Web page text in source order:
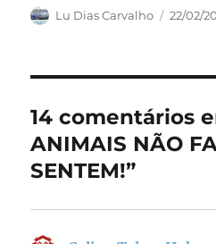
c
b
o
o
k
st
d
o
n
ai a
Autor
Lu Dias Carvalho 22/02/
14 comentários
ANIMAIS NÃO
SENTEM!”